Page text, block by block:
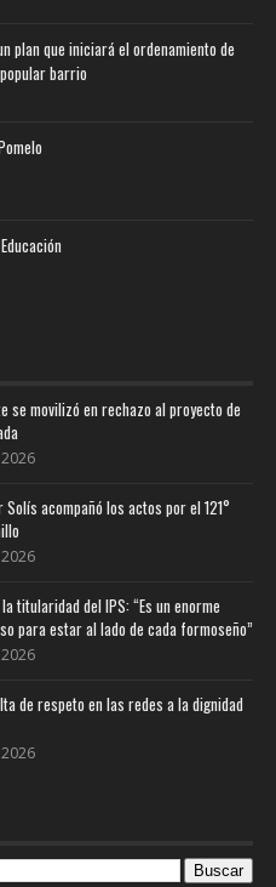
plan que iniciará el ordenamiento de
barrio
se movilizó en rechazo al proyecto de
Solís acompañó los actos por el 121°
titularidad del IPS: “Es un enorme
para estar al lado de cada formoseño”
de respeto en las redes a la dignidad